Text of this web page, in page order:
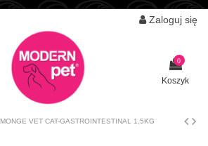
Zaloguj się
0
Koszyk
MONGE VET CAT-GASTROINTESTINAL 1,5KG